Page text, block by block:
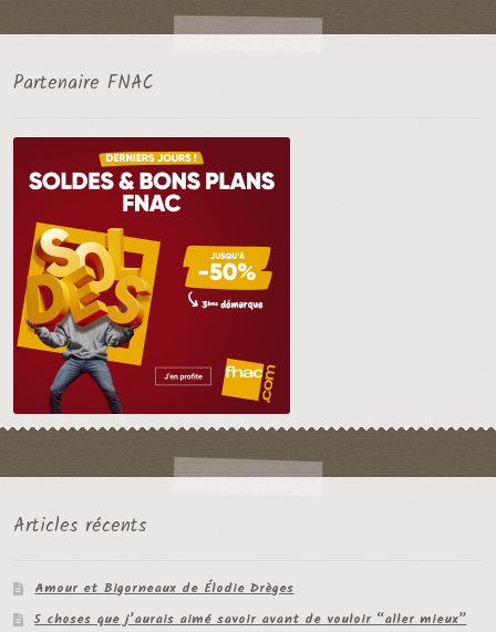
Partenaire FNAC
Articles récents
Amour et Bigorneaux de Élodie Drèges
5 choses que j’aurais aimé savoir avant de vouloir “aller mieux”